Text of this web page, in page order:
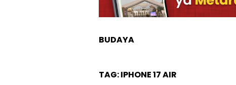
BUDAYA
TAG:IPHONE 17 AIR